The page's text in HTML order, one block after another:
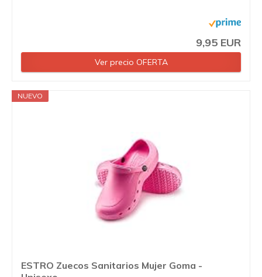
9,95 EUR
Ver precio OFERTA
NUEVO
ESTRO Zuecos Sanitarios Mujer Goma -